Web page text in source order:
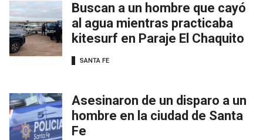
Buscan a un hombre que cayó
al agua mientras practicaba
kitesurf en Paraje El Chaquito
SANTA FE
Asesinaron de un disparo a un
hombre en la ciudad de Santa
Fe